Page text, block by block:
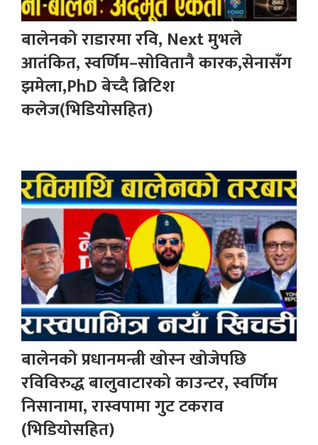
बालेनको राडारमा रवि, Next मुभले
आतंकित, स्वर्णिम–सोवितानै कारक,सेनासँग
झमेला,PhD बेच्दै ब्रिटिश
कलेज(भिडियोसहित)
बालेनको प्रधानमन्त्री खोस्न खोजेपछि
रविविरुद्ध बालुवाटारको काउन्टर, स्वर्णिम
निसानामा, रास्वपामा गुट टकराव
(भिडियोसहित)